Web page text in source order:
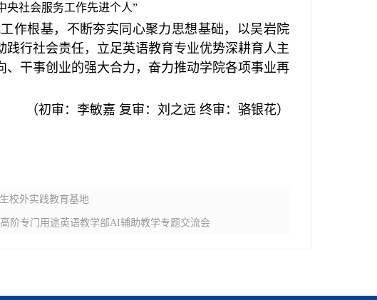
央社会服务工作先进个人”
作根基，不断夯实同心聚力思想基础，以吴岩院
行社会责任，立足英语教育专业优势深耕育人主
干事创业的强大合力，奋力推动学院各项事业再
（初审：李敏嘉 复审：刘之远 终审：骆银花）
校外实践教育基地
专门用途英语教学部AI辅助教学专题交流会